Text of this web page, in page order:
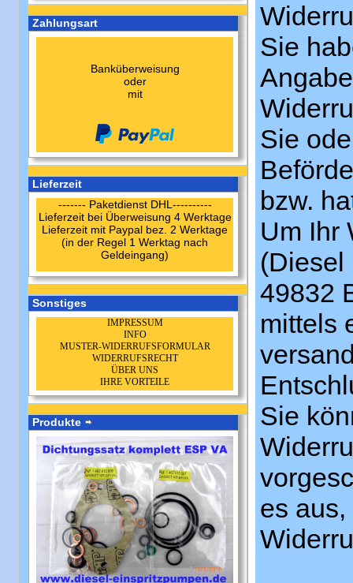
Zahlungsart
Banküberweisung
oder
mit
Lieferzeit
------- Paketdienst DHL----------
Lieferzeit bei Überweisung 4 Werktage
Lieferzeit mit Paypal bez. 2 Werktage
(in der Regel 1 Werktag nach
Geldeingang)
Sonstiges
IMPRESSUM
INFO
MUSTER-WIDERRUFSFORMULAR
WIDERRUFSRECHT
ÜBER UNS
IHRE VORTEILE
Produkte
Sie
Sie
bzw.
Um Ihr
(Diesel
49832
mittels
Sie
es